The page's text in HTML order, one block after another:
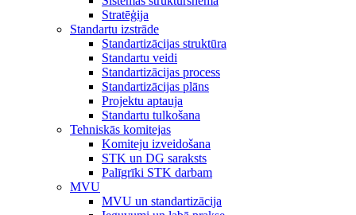
Stratēģija
Standartu izstrāde
Standartizācijas struktūra
Standartu veidi
Standartizācijas process
Standartizācijas plāns
Projektu aptauja
Standartu tulkošana
Tehniskās komitejas
Komiteju izveidošana
STK un DG saraksts
Palīgrīki STK darbam
MVU
MVU un standartizācija